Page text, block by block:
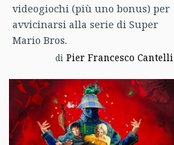
videogiochi (più uno bonus) per
avvicinarsi alla serie di Super
Mario Bros.
di Pier Francesco Cantelli